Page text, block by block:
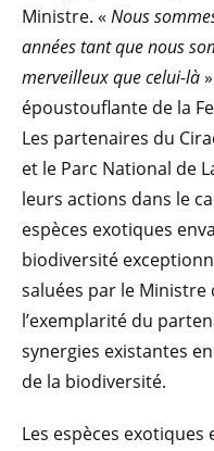
Ministre. « Nous
années tant que nous
merveilleux que celui-là
époustouflante de la
Les partenaires du
et le Parc National de
leurs actions dans le
espèces exotiques
biodiversité
saluées par le
l’exemplarité du
synergies existantes
de la biodiversité.
Les espèces